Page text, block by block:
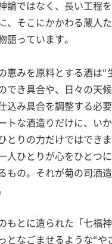
論ではなく、長い工程
、そこにかかわる蔵人
語っています。
恵みを原料とする酒は“
でき具合や、日々の天
込み具合を調整する必要
トな酒造りだけに、い
とりの力だけではでき
人ひとりが心をひとつ
もの。それが菊の司酒
もとに造られた「七福
となごませるような“や